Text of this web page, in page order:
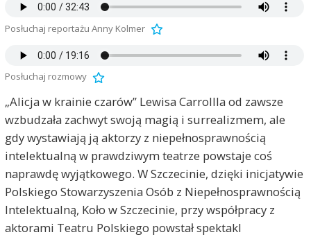
Posłuchaj reportażu Anny Kolmer
Posłuchaj rozmowy
„Alicja w krainie czarów” Lewisa Carrollla od zawsze
wzbudzała zachwyt swoją magią i surrealizmem, ale
gdy wystawiają ją aktorzy z niepełnosprawnością
intelektualną w prawdziwym teatrze powstaje coś
naprawdę wyjątkowego. W Szczecinie, dzięki inicjatywie
Polskiego Stowarzyszenia Osób z Niepełnosprawnością
Intelektualną, Koło w Szczecinie, przy współpracy z
aktorami Teatru Polskiego powstał spektakl